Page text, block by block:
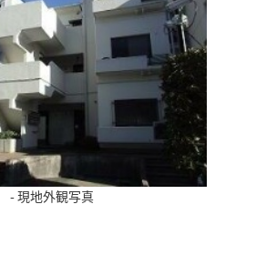
- 現地外観写真